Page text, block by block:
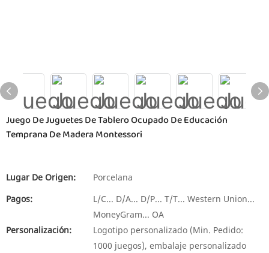
Juego De Juguetes De Tablero Ocupado De Educación
Temprana De Madera Montessori
Lugar De Origen:
Porcelana
Pagos:
L/C... D/A... D/P... T/T... Western Union...
MoneyGram... OA
Personalización:
Logotipo personalizado (Min. Pedido:
1000 juegos), embalaje personalizado